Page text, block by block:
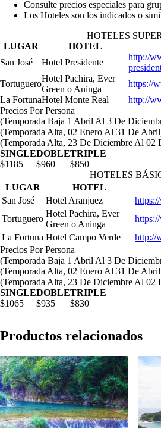
Consulte precios especiales para
Los Hoteles son los indicados o
HOTELES
LUGAR
HOTEL
San José
Hotel Presidente
http://
Tortuguero
Hotel Pachira, Ever
Green o Aninga
https://
La FortunaHotel Monte Real
http://
Precios Por Persona
(Temporada Baja 1 Abril Al 3 De
(Temporada Alta, 02 Enero Al 31 De
(Temporada Alta, 23 De Diciembre Al 02
SINGLEDOBLETRIPLE
$1185
$960
$850
HOTELES
LUGAR
HOTEL
San José
Hotel Aranjuez
Tortuguero
Hotel Pachira, Ever
Green o Aninga
La Fortuna Hotel Campo Verde
http://
Precios Por Persona
(Temporada Baja 1 Abril Al 3 De
(Temporada Alta, 02 Enero Al 31 De
(Temporada Alta, 23 De Diciembre Al 02
SINGLEDOBLETRIPLE
$1065
$935 $830
Productos relacionados